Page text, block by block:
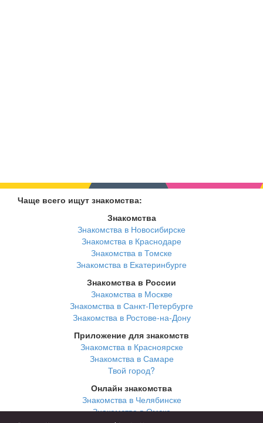
Чаще всего ищут знакомства:
Знакомства
Знакомства в Новосибирске
Знакомства в Краснодаре
Знакомства в Томске
Знакомства в Екатеринбурге
Знакомства в России
Знакомства в Москве
Знакомства в Санкт-Петербурге
Знакомства в Ростове-на-Дону
Приложение для знакомств
Знакомства в Красноярске
Знакомства в Самаре
Твой город?
Онлайн знакомства
Знакомства в Челябинске
Знакомства в Омске